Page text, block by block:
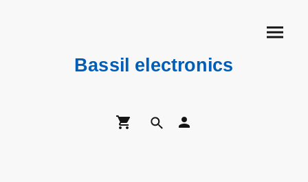
Bassil electronics